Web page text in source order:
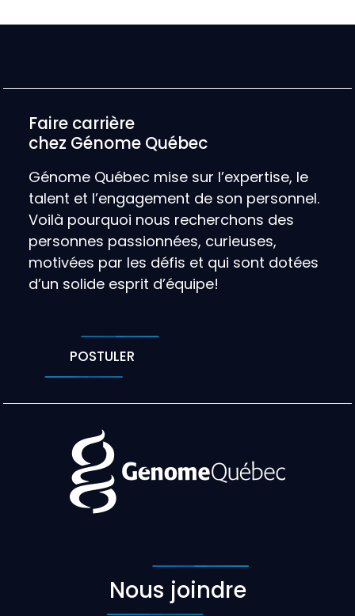
Faire carrière
chez Génome Québec
Génome Québec mise sur l’expertise, le
talent et l’engagement de son personnel.
Voilà pourquoi nous recherchons des
personnes passionnées, curieuses,
motivées par les défis et qui sont dotées
d’un solide esprit d’équipe!
POSTULER
Nous joindre